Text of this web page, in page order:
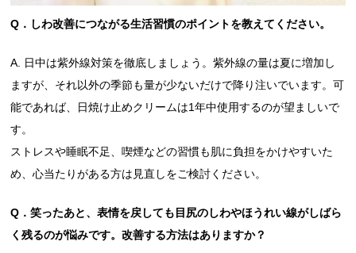
Q．しわ改善につながる生活習慣のポイントを教えてください。
A. 日中は紫外線対策を徹底しましょう。紫外線の量は夏に増加し
ますが、それ以外の季節も量が少ないだけで降り注いでいます。可
能であれば、日焼け止めクリームは1年中使用するのが望ましいで
す。
ストレスや睡眠不足、喫煙などの習慣も肌に負担をかけやすいた
め、心当たりがある方は見直しをご検討ください。
Q．笑ったあと、表情を戻しても目尻のしわやほうれい線がしばら
く残るのが悩みです。改善する方法はありますか？